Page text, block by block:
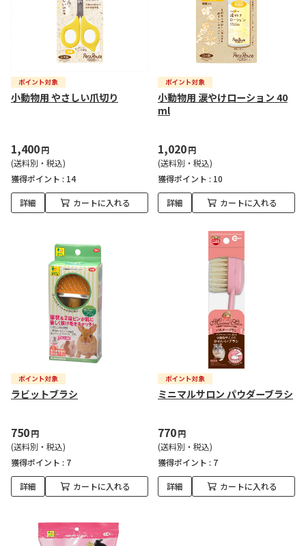
小動物用 やさしい爪切り
1,400円
(送料別・税込)
獲得ポイント : 14
詳細 カートに入れる
小動物用 涙やけローション 40
ml
1,020円
(送料別・税込)
獲得ポイント : 10
詳細 カートに入れる
ラビットブラシ
750円
(送料別・税込)
獲得ポイント : 7
詳細 カートに入れる
ミニマルサロン パウダーブラシ
770円
(送料別・税込)
獲得ポイント : 7
詳細 カートに入れる